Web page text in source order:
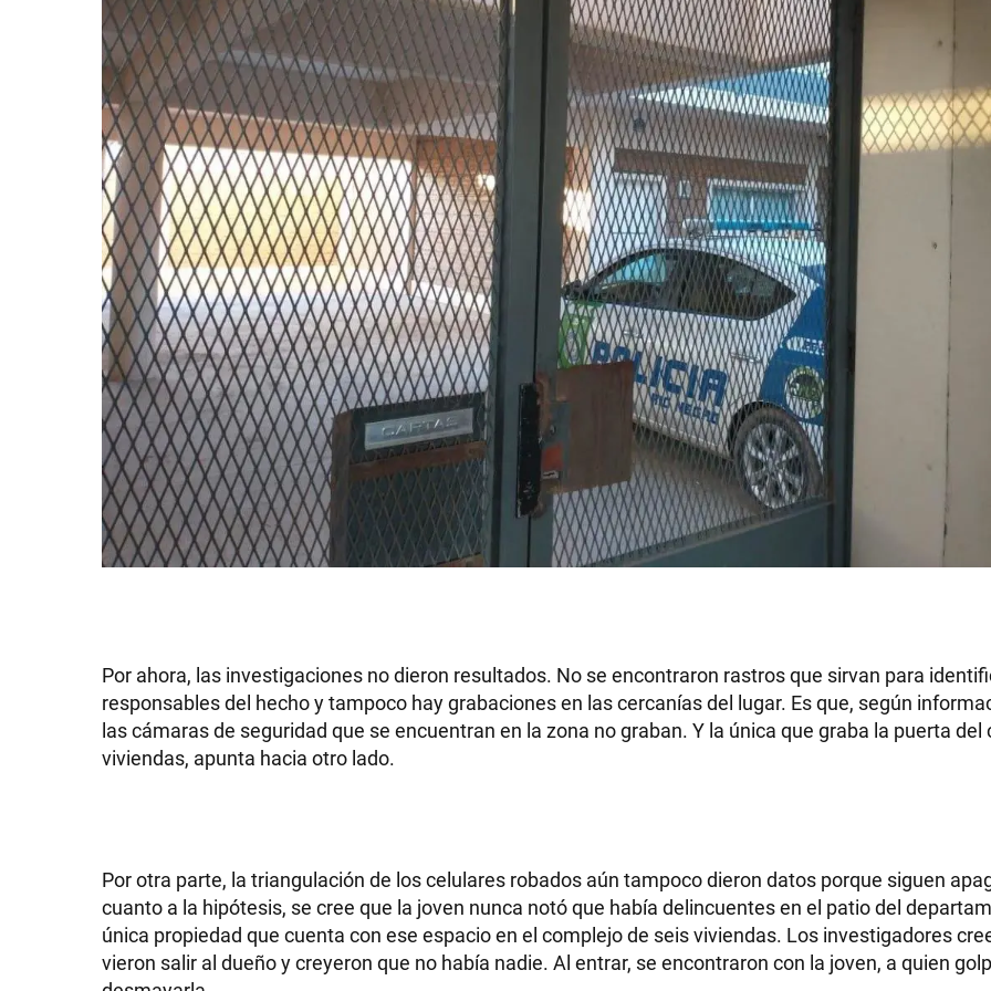
Por ahora, las investigaciones no dieron resultados. No se encontraron rastros que sirvan para
responsables del hecho y tampoco hay grabaciones en las cercanías del lugar. Es que, según
las cámaras de seguridad que se encuentran en la zona no graban. Y la única que graba la puerta del
viviendas, apunta hacia otro lado.
Por otra parte, la triangulación de los celulares robados aún tampoco dieron datos porque siguen
cuanto a la hipótesis, se cree que la joven nunca notó que había delincuentes en el patio del
única propiedad que cuenta con ese espacio en el complejo de seis viviendas. Los investigadores
vieron salir al dueño y creyeron que no había nadie. Al entrar, se encontraron con la joven, a quien
GRAN
HERMANO
SALUD
DEPORTES
TECNOLOGÍA